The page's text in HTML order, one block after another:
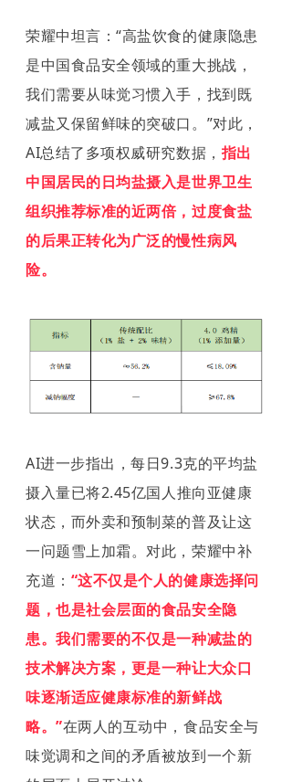
荣耀中坦言：“高盐饮食的健康隐患
是中国食品安全领域的重大挑战，
我们需要从味觉习惯入手，找到既
减盐又保留鲜味的突破口。”对此，
AI总结了多项权威研究数据， 指出
中国居民的日均盐摄入是世界卫生
组织推荐标准的近两倍，过度食盐
的后果正转化为广泛的慢性病风
险。
AI进一步指出，每日9.3克的平均盐
摄入量已将2.45亿国人推向亚健康
状态，而外卖和预制菜的普及让这
一问题雪上加霜。对此，荣耀中补
充道： “这不仅是个人的健康选择问
题，也是社会层面的食品安全隐
患。我们需要的不仅是一种减盐的
技术解决方案，更是一种让大众口
味逐渐适应健康标准的新鲜战
略。”在两人的互动中，食品安全与
味觉调和之间的矛盾被放到一个新